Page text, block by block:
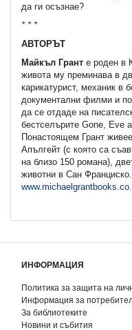
да ги осъзнае?
* * *
АВТОРЪТ
Майкъл Грант е роден в
живота му преминава в
карикатурист, механик в
документални филми и
да се отдаде на
бестселърите Gone, Eve
Понастоящем Грант
Апългейт (с която са
на близо 150 романа),
животни в Сан
ИНФОРМАЦИЯ
Политика за защита на
Информация за
За библиотеките
Новини и събития